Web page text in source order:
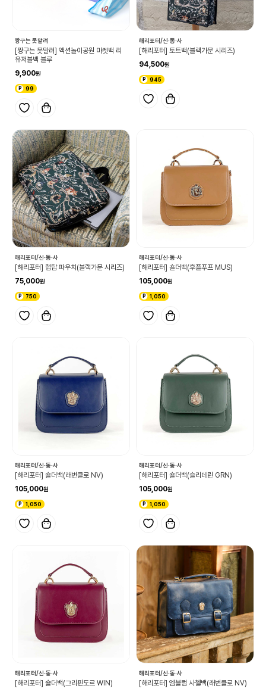
짱구는 못말려
[짱구는 못말려] 액션놀이공원 마켓백 리
유저블백 블루
9,900
99
해리포터/신·동·사
[해리포터] 토트백(블랙가문 시리즈)
94,500
945
해리포터/신·동·사
[해리포터] 랩탑 파우치(블랙가문 시리즈)
75,000
750
해리포터/신·동·사
[해리포터] 숄더백(후플푸프 MUS)
105,000
1,050
해리포터/신·동·사
[해리포터] 숄더백(래번클로 NV)
105,000
1,050
해리포터/신·동·사
[해리포터] 숄더백(슬리데린 GRN)
105,000
1,050
해리포터/신·동·사
[해리포터] 숄더백(그리핀도르 WIN)
해리포터/신·동·사
[해리포터] 엠블럼 사첼백(래번클로 NV)